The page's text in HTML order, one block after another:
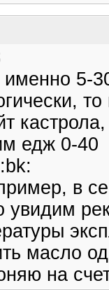
5-
едж 0-40
в
масло
на